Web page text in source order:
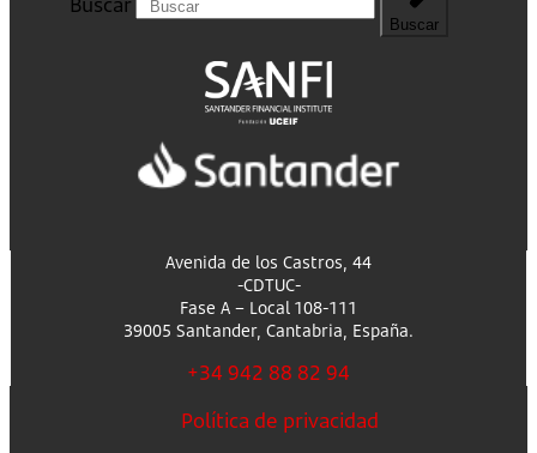
Buscar
Avenida de los Castros, 44
-CDTUC-
Fase A – Local 108-111
39005 Santander, Cantabria, España.
+34 942 88 82 94
Política de privacidad